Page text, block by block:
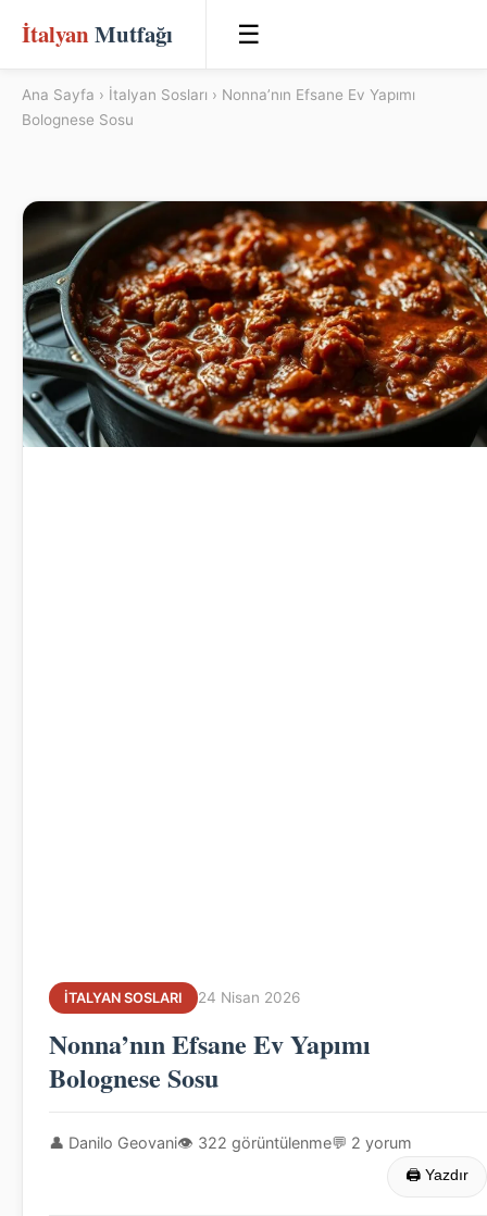
İtalyan Mutfağı ☰
Ana Sayfa › İtalyan Sosları › Nonna’nın Efsane Ev Yapımı
Bolognese Sosu
İTALYAN SOSLARI 24 Nisan 2026
Nonna’nın Efsane Ev Yapımı
Bolognese Sosu
👤 Danilo Geovani👁 322 görüntülenme💬 2 yorum
🖨 Yazdır